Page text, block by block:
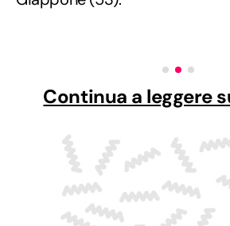
Continua a leggere